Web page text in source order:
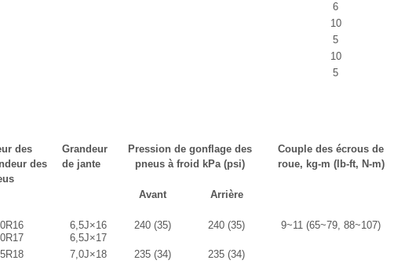
6
10
5
10
5
des
des
Grandeur
de jante
Pression de gonflage des
pneus à froid kPa (psi)
Couple des écrous de
roue, kg-m (lb-ft, N-m)
Avant Arrière
6,5J×16 240 (35) 240 (35)
9~11 (65~79, 88~107)
6,5J×17
7,0J×18 235 (34)
235 (34)